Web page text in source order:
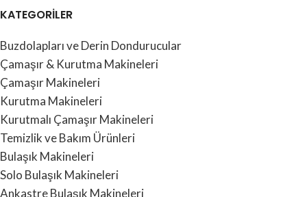
KATEGORİLER
Buzdolapları ve Derin Dondurucular
Çamaşır & Kurutma Makineleri
Çamaşır Makineleri
Kurutma Makineleri
Kurutmalı Çamaşır Makineleri
Temizlik ve Bakım Ürünleri
Bulaşık Makineleri
Solo Bulaşık Makineleri
Ankastre Bulaşık Makineleri